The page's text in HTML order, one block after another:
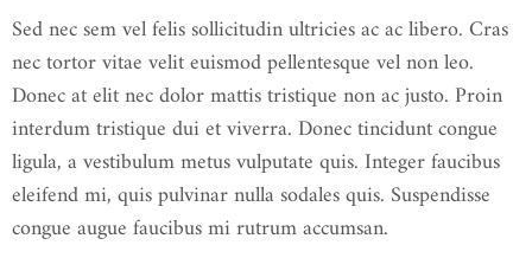
Sed nec sem vel felis sollicitudin ultricies ac ac libero. Cras
nec tortor vitae velit euismod pellentesque vel non leo.
Donec at elit nec dolor mattis tristique non ac justo. Proin
interdum tristique dui et viverra. Donec tincidunt congue
ligula, a vestibulum metus vulputate quis. Integer faucibus
eleifend mi, quis pulvinar nulla sodales quis. Suspendisse
congue augue faucibus mi rutrum accumsan.